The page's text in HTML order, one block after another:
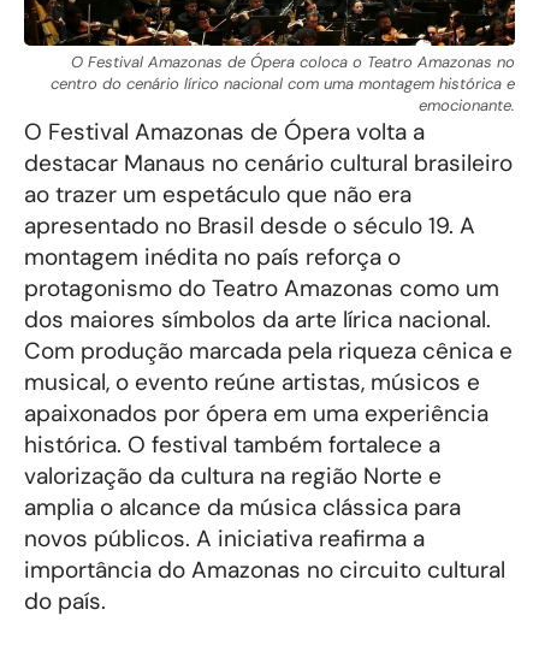
O Festival Amazonas de Ópera coloca o Teatro Amazonas no
centro do cenário lírico nacional com uma montagem histórica e
emocionante.
O Festival Amazonas de Ópera volta a
destacar Manaus no cenário cultural brasileiro
ao trazer um espetáculo que não era
apresentado no Brasil desde o século 19. A
montagem inédita no país reforça o
protagonismo do Teatro Amazonas como um
dos maiores símbolos da arte lírica nacional.
Com produção marcada pela riqueza cênica e
musical, o evento reúne artistas, músicos e
apaixonados por ópera em uma experiência
histórica. O festival também fortalece a
valorização da cultura na região Norte e
amplia o alcance da música clássica para
novos públicos. A iniciativa reafirma a
importância do Amazonas no circuito cultural
do país.